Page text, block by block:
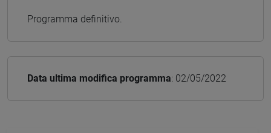
Programma definitivo.
Data ultima modifica programma: 02/05/2022